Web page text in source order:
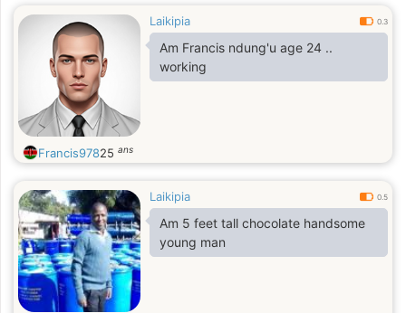
Laikipia 0.3
Am Francis ndung'u age 24 ..
working
Francis97825 ans
Laikipia 0.5
Am 5 feet tall chocolate handsome
young man